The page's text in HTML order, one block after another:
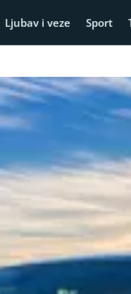
Ljubav i veze Sport